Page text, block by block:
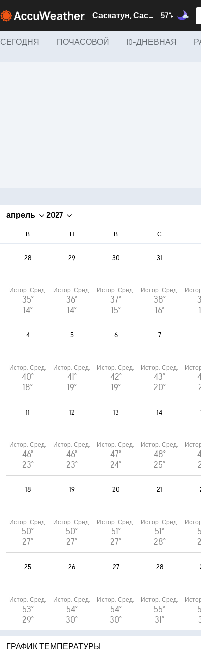
Саскатун, Саскачеван 57°F
СЕГОДНЯ ПОЧАСОВОЙ 10-ДНЕВНАЯ
апрель 2027
В П В С
28
Истор. Сред.
35°
14°
29
Истор. Сред.
36°
14°
30
Истор. Сред.
37°
15°
31
Истор. Сред.
38°
16°
4
Истор. Сред.
40°
18°
5
Истор. Сред.
41°
19°
6
Истор. Сред.
42°
19°
7
Истор. Сред.
43°
20°
11
Истор. Сред.
46°
23°
12
Истор. Сред.
46°
23°
13
Истор. Сред.
47°
24°
14
Истор. Сред.
48°
25°
18
Истор. Сред.
50°
27°
19
Истор. Сред.
50°
27°
20
Истор. Сред.
51°
27°
21
Истор. Сред.
51°
28°
25
Истор. Сред.
53°
29°
26
Истор. Сред.
54°
30°
27
Истор. Сред.
54°
30°
28
Истор. Сред.
55°
31°
ГРАФИК ТЕМПЕРАТУРЫ